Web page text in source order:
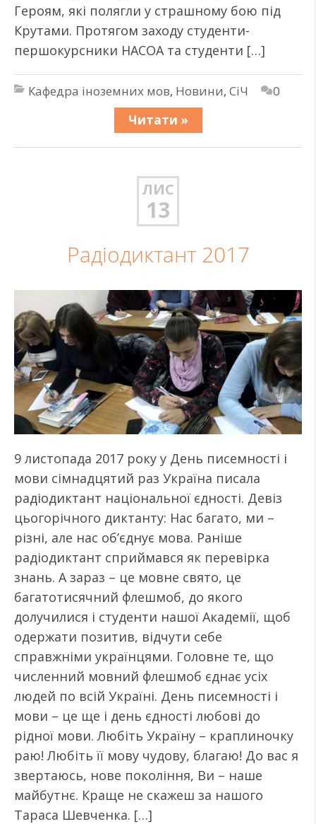
Героям, які полягли у страшному бою під
Крутами. Протягом заходу студенти-
першокурсники НАСОА та студенти […]
Кафедра іноземних мов, Новини, СіЧ
0
Читати »
ЛИС
13
Радіодиктант 2017
9 листопада 2017 року у День писемності і
мови сімнадцятий раз Україна писала
радіодиктант національної єдності. Девіз
цьогорічного диктанту: Нас багато, ми –
різні, але нас об’єднує мова. Раніше
радіодиктант сприймався як перевірка
знань. А зараз – це мовне свято, це
багатотисячний флешмоб, до якого
долучилися і студенти нашої Академії, щоб
одержати позитив, відчути себе
справжніми українцями. Головне те, що
численний мовний флешмоб єднає усіх
людей по всій Україні. День писемності і
мови – це ще і день єдності любові до
рідної мови. Любіть Україну – краплиночку
раю! Любіть її мову чудову, благаю! До вас я
звертаюсь, нове покоління, Ви – наше
майбутнє. Краще не скажеш за нашого
Тараса Шевченка. […]